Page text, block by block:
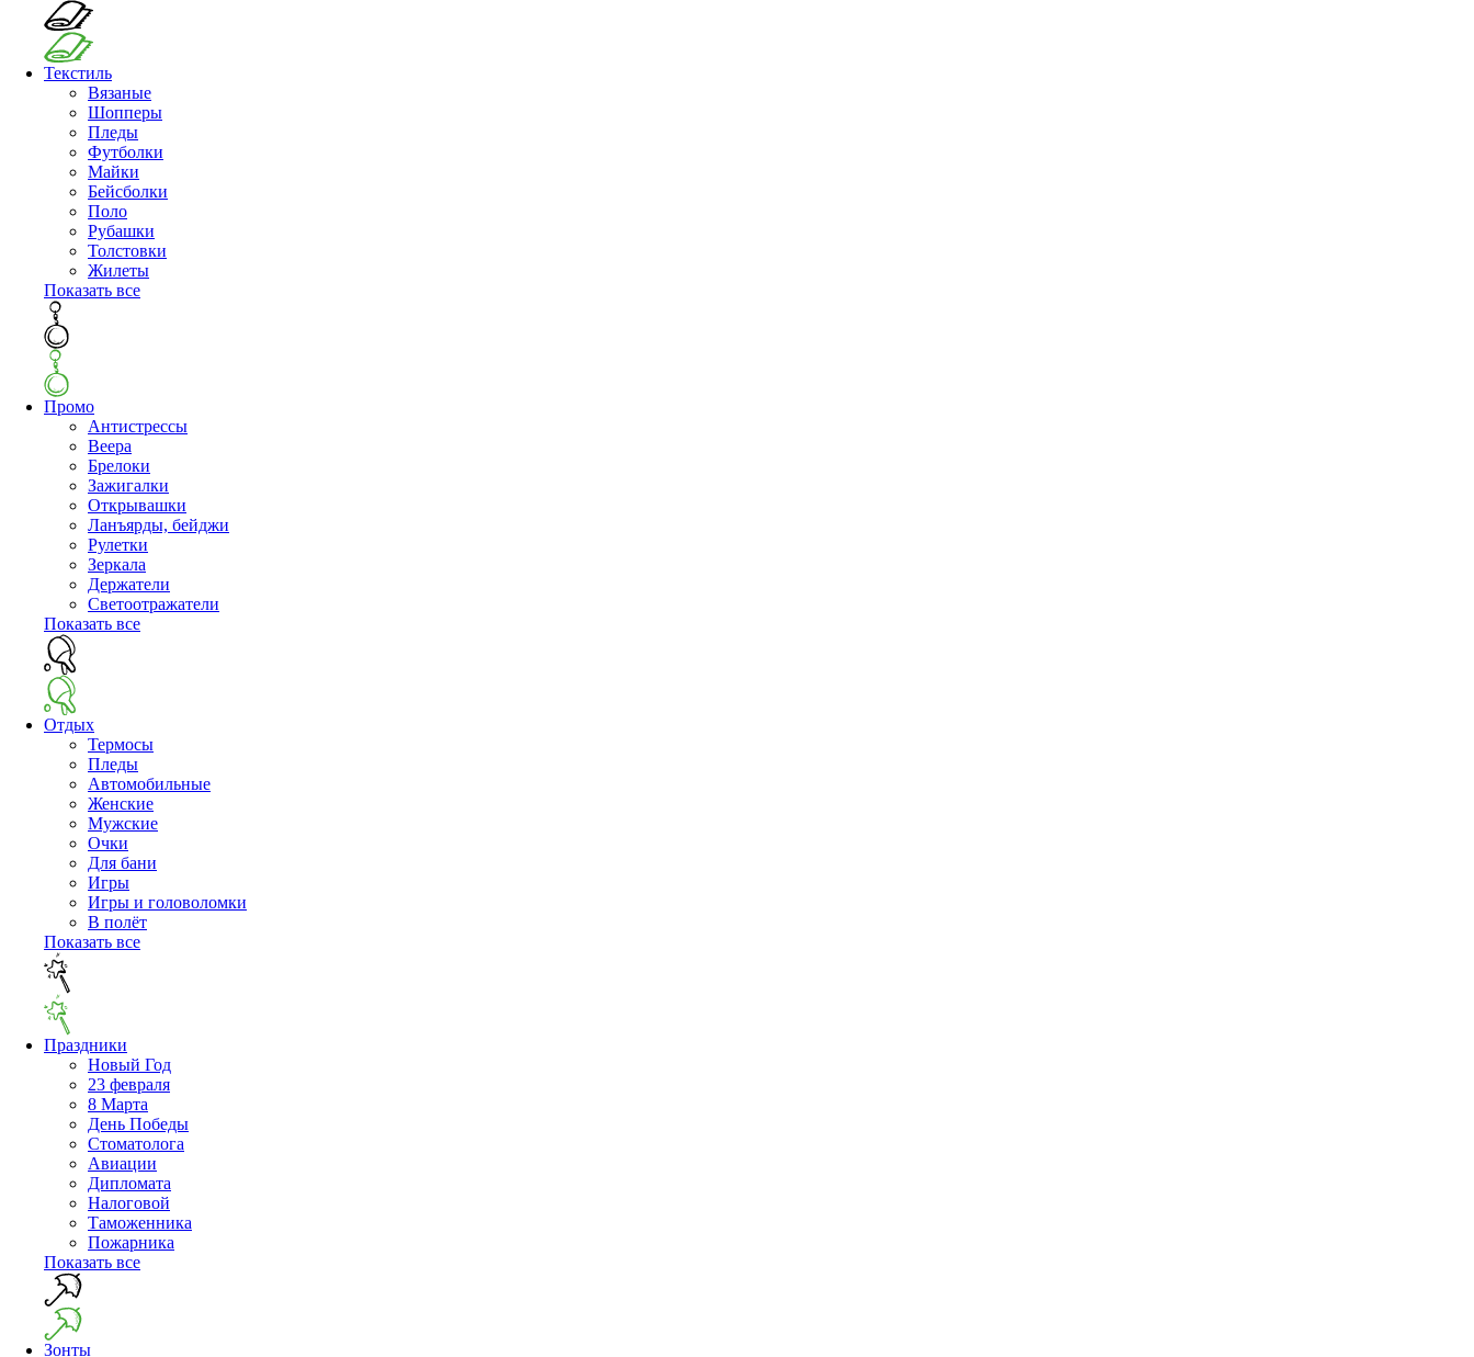
Текстиль
Вязаные
Шопперы
Пледы
Футболки
Майки
Бейсболки
Поло
Рубашки
Толстовки
Жилеты
Показать все
Промо
Антистрессы
Веера
Брелоки
Зажигалки
Открывашки
Ланъярды, бейджи
Рулетки
Зеркала
Держатели
Светоотражатели
Показать все
Отдых
Термосы
Пледы
Автомобильные
Женские
Мужские
Очки
Для бани
Игры
Игры и головоломки
В полёт
Показать все
Праздники
Новый Год
23 февраля
8 Марта
День Победы
Cтоматолога
Авиации
Дипломата
Налоговой
Таможенника
Пожарника
Показать все
Зонты